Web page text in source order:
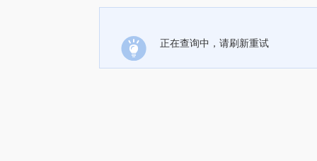
正在查询中，请刷新重试